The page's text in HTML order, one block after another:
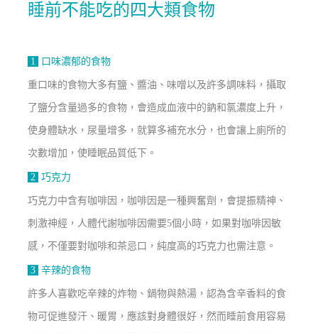
睡前不能吃的四大類食物
1 口味濃郁的食物
重口味的食物大多有鹽、醬油、味噌以及許多調味料，攝取
了鹽分含量過多的食物，會造成血液中的鈉和氯濃度上升，
使身體缺水，尿量增多，就算多補充水分，也會讓上廁所的
次數增加，使睡眠品質低下。
2 巧克力
巧克力中含有咖啡因，咖啡因是一種興奮劑，會提振精神、
刺激神經，人體代謝咖啡因需要5個小時，如果對咖啡因敏
感，不僅要對咖啡和茶忌口，純度高的巧克力也需注意。
3 辛辣的食物
許多人喜歡吃辛辣的炸物、鍋物與熱湯，認為含辛香料的食
物可促進發汗、暖胃，應該對身體很好，然而睡前食用容易